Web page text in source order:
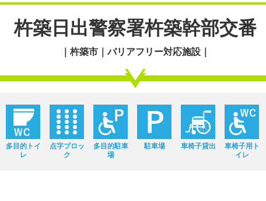
杵築日出警察署杵築幹部交番
｜杵築市｜バリアフリー対応施設｜
多目的トイ
レ
点字ブロッ
ク
多目的駐車
場
駐車場 車椅子貸出
車椅子用ト
イレ